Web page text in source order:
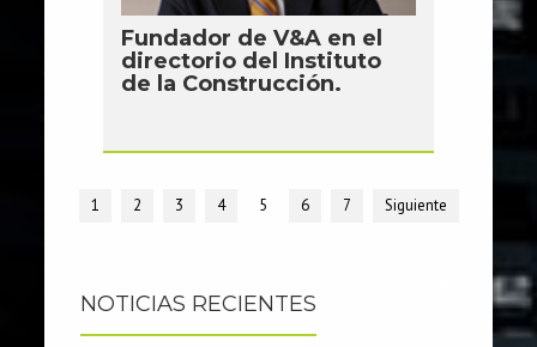
Fundador de V&A en el
directorio del Instituto
de la Construcción.
1 2 3 4 5 6 7 Siguiente
NOTICIAS RECIENTES